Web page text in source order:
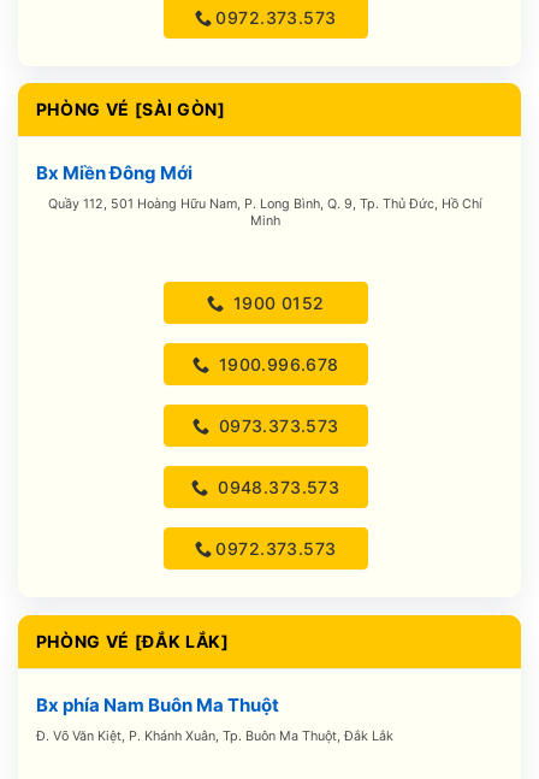
0972.373.573
PHÒNG VÉ [SÀI GÒN]
Bx Miền Đông Mới
Quầy 112, 501 Hoàng Hữu Nam, P. Long Bình, Q. 9, Tp. Thủ Đức, Hồ Chí
Minh
1900 0152
1900.996.678
0973.373.573
0948.373.573
0972.373.573
PHÒNG VÉ [ĐẮK LẮK]
Bx phía Nam Buôn Ma Thuột
Đ. Võ Văn Kiệt, P. Khánh Xuân, Tp. Buôn Ma Thuột, Đắk Lắk